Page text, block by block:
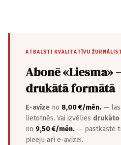
ATBALSTI KVALITATĪVU
Abonē «Liesma»
drukātā formātā
E-avīze no 8,00 €/mēn. —
lietotnēs. Vai izvēlies drukāto
no 9,50 €/mēn. — pastkastē
pieeju arī e-avīzei.